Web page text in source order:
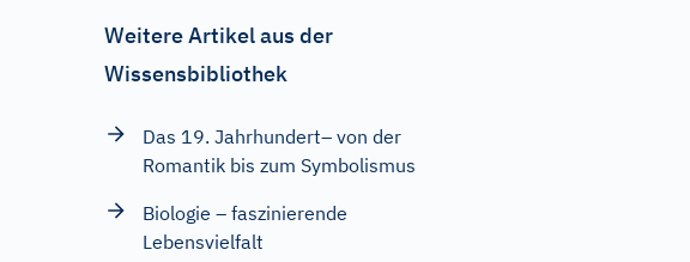
Weitere Artikel aus der
Wissensbibliothek
Das 19. Jahrhundert– von der
Romantik bis zum Symbolismus
Biologie – faszinierende
Lebensvielfalt